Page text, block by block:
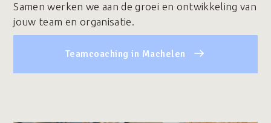
Samen werken we aan de groei en ontwikkeling van
jouw team en organisatie.
Teamcoaching in Machelen